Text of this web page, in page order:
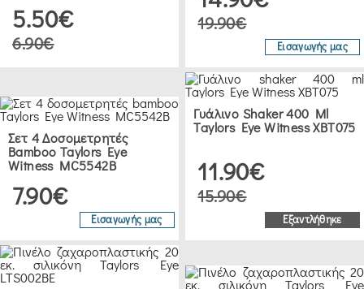
5.50€
6.90€
19.90€
Εισαγωγής μας
Σετ 4 Δοσομετρητές
Bamboo Taylors Eye
Witness MC5542B
7.90€
Εισαγωγής μας
Γυάλινο Shaker 400 Ml
Taylors Eye Witness XBT075
11.90€
15.90€
Εξαντλήθηκε